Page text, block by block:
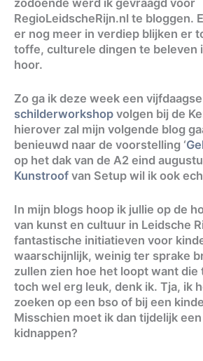
RegioLeidscheRijn.nl te bloggen.
er nog meer in verdiep blijken er
toffe, culturele dingen te beleven
hoor.
Zo ga ik deze week een vijfdaagse
schilderworkshop volgen bij de
hierover zal mijn volgende blog
benieuwd naar de voorstelling ‘
op het dak van de A2 eind
Kunstroof van Setup wil ik ook
In mijn blogs hoop ik jullie op de
van kunst en cultuur in Leidsche
fantastische initiatieven voor
waarschijnlijk, weinig ter sprake
zullen zien hoe het loopt want
toch wel erg leuk, denk ik. Tja, ik
zoeken op een bso of bij een
Misschien moet ik dan tijdelijk
kidnappen?